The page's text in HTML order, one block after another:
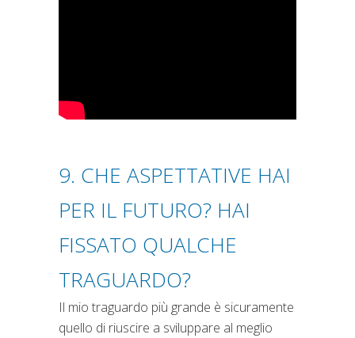
9. CHE ASPETTATIVE HAI
PER IL FUTURO? HAI
FISSATO QUALCHE
TRAGUARDO?
Il mio traguardo più grande è sicuramente
quello di riuscire a sviluppare al meglio